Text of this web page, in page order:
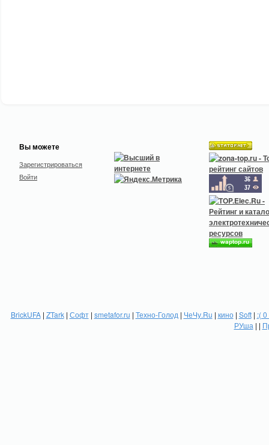
Вы можете
Зарегистрироваться
Войти
BrickUFA| ZTark| Софт| smetafor.ru | Техно-Голод | ЧеЧу.Ru | кино| Soft| :(
РУша | |